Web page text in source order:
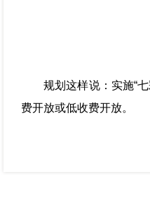
规划这样说：实施“
费开放或低收费开放。